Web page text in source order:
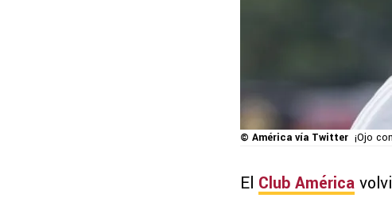
© América vía Twitter ¡Ojo
El Club América